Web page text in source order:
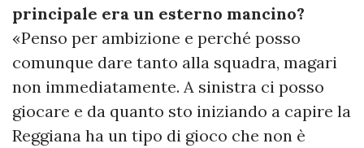
principale era un esterno mancino?
«Penso per ambizione e perché posso
comunque dare tanto alla squadra, magari
non immediatamente. A sinistra ci posso
giocare e da quanto sto iniziando a capire la
Reggiana ha un tipo di gioco che non è